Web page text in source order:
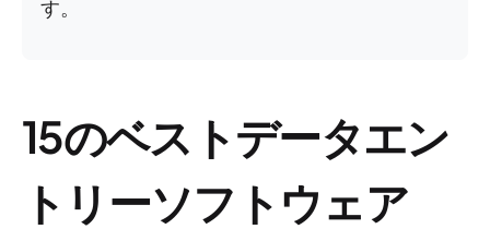
す。
15のベストデータエン
トリーソフトウェア